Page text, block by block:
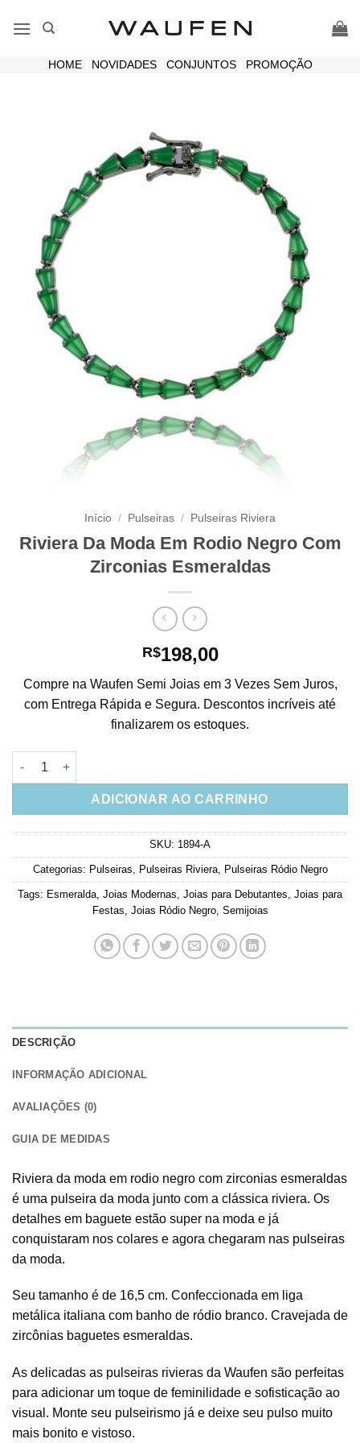
HOME| NOVIDADES| CONJUNTOS| PROMOÇÃO
Início / Pulseiras / Pulseiras Riviera
Riviera Da Moda Em Rodio Negro Com
Zirconias Esmeraldas
R$198,00
Compre na Waufen Semi Joias em 3 Vezes Sem Juros,
com Entrega Rápida e Segura. Descontos incríveis até
finalizarem os estoques.
Riviera Da Moda Em Rodio Negro Com Zirconias Esmeraldas
ADICIONAR AO CARRINHO
SKU: 1894-A
Categorias: Pulseiras Pulseiras Riviera, Pulseiras Ródio Negro
Tags: Esmeralda Joias Modernas Joias para Debutantes Joias para
Festas Joias Ródio Negro, Semijoias
DESCRIÇÃO
INFORMAÇÃO ADICIONAL
AVALIAÇÕES (0)
GUIA DE MEDIDAS
Riviera da moda em rodio negro com zirconias esmeraldas
é uma pulseira da moda junto com a clássica riviera. Os
detalhes em baguete estão super na moda e já
conquistaram nos colares e agora chegaram nas pulseiras
da moda.
Seu tamanho é de 16,5 cm. Confeccionada em liga
metálica italiana com banho de ródio branco. Cravejada de
zircônias baguetes esmeraldas.
As delicadas as pulseiras rivieras da Waufen são perfeitas
para adicionar um toque de feminilidade e sofisticação ao
visual. Monte seu pulseirismo já e deixe seu pulso muito
mais bonito e vistoso.